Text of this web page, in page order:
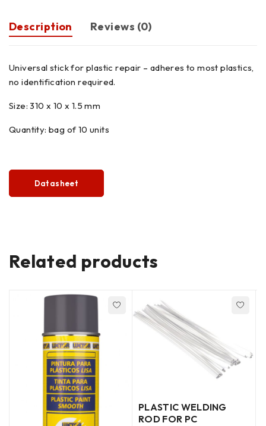
Description Reviews (0)
Universal stick for plastic repair – adheres to most plastics,
no identification required.
Size: 310 x 10 x 1.5 mm
Quantity: bag of 10 units
Datasheet
Related products
PLASTIC WELDING
ROD FOR PC